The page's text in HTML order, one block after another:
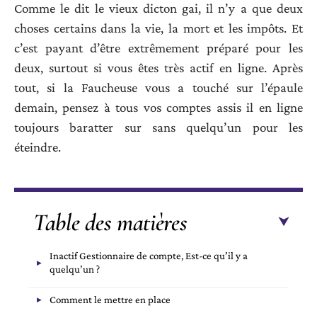
Comme le dit le vieux dicton gai, il n’y a que deux
choses certains dans la vie, la mort et les impôts. Et
c’est payant d’être extrêmement préparé pour les
deux, surtout si vous êtes très actif en ligne. Après
tout, si la Faucheuse vous a touché sur l’épaule
demain, pensez à tous vos comptes assis il en ligne
toujours baratter sur sans quelqu’un pour les
éteindre.
Table des matières
Inactif Gestionnaire de compte, Est-ce qu’il y a
quelqu’un ?
Comment le mettre en place